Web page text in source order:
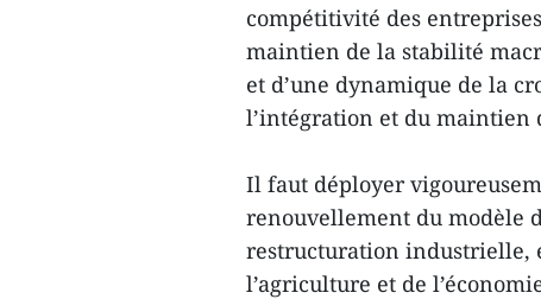
compétitivité des
maintien de la stabilité
et d’une dynamique de la
l’intégration et du maintien
Il faut déployer
renouvellement du modèle
restructuration industrielle,
l’agriculture et de